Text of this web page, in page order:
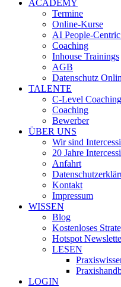
ACADEMY
Termine
Online-Kurse
AI People-
Coaching
Inhouse Trainings
AGB
Datenschutz
TALENTE
C-Level Coaching
Coaching
Bewerber
ÜBER UNS
Wir sind
20 Jahre
Anfahrt
Kontakt
Impressum
WISSEN
Blog
Kostenloses
Hotspot
LESEN
LOGIN